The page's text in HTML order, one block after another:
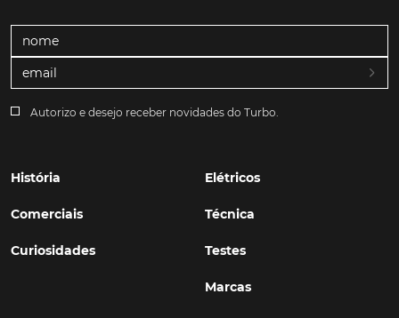
Autorizo e desejo receber novidades do Turbo.
História
Comerciais
Curiosidades
Elétricos
Técnica
Testes
Marcas